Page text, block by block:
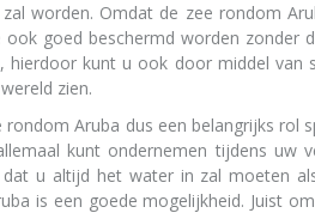
worden. Omdat de zee rondom
goed beschermd worden zonder
hierdoor kunt u ook door middel van
zien.
rondom Aruba dus een belangrijks rol
kunt ondernemen tijdens uw
dat u altijd het water in zal moeten
is een goede mogelijkheid. Juist